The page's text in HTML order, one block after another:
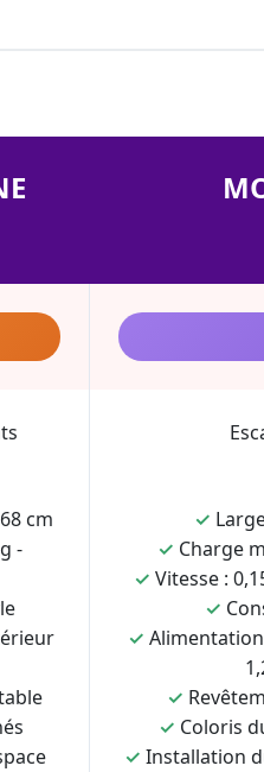
cm
-
✓
✓ Charge
✓ Vitesse :
✓
✓
✓
✓ Coloris
✓ Installation